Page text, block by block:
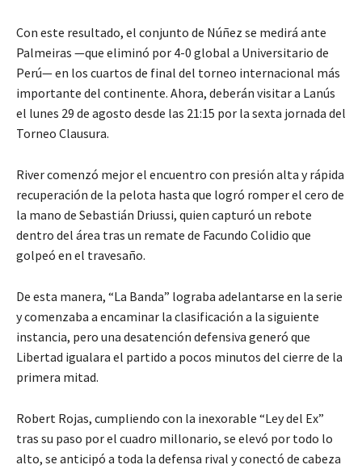
Con este resultado, el conjunto de Núñez se medirá ante
Palmeiras —que eliminó por 4-0 global a Universitario de
Perú— en los cuartos de final del torneo internacional más
importante del continente. Ahora, deberán visitar a Lanús
el lunes 29 de agosto desde las 21:15 por la sexta jornada del
Torneo Clausura.
River comenzó mejor el encuentro con presión alta y rápida
recuperación de la pelota hasta que logró romper el cero de
la mano de Sebastián Driussi, quien capturó un rebote
dentro del área tras un remate de Facundo Colidio que
golpeó en el travesaño.
De esta manera, “La Banda” lograba adelantarse en la serie
y comenzaba a encaminar la clasificación a la siguiente
instancia, pero una desatención defensiva generó que
Libertad igualara el partido a pocos minutos del cierre de la
primera mitad.
Robert Rojas, cumpliendo con la inexorable “Ley del Ex”
tras su paso por el cuadro millonario, se elevó por todo lo
alto, se anticipó a toda la defensa rival y conectó de cabeza